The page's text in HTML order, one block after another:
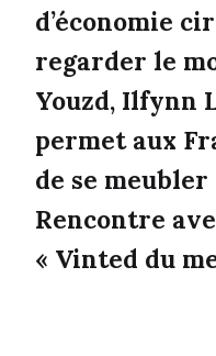
d’économie
regarder le
Youzd, Ilfynn
permet aux
de se
Rencontre
« Vinted du